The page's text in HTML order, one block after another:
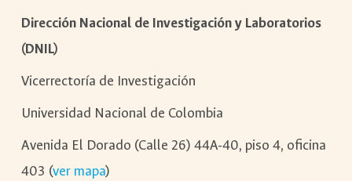
Dirección Nacional de Investigación y Laboratorios
(DNIL)
Vicerrectoría de Investigación
Universidad Nacional de Colombia
Avenida El Dorado (Calle 26) 44A-40, piso 4, oficina
403 (ver mapa)